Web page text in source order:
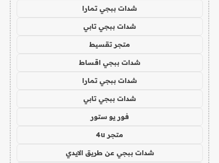
شدات ببجي تمارا
شدات ببجي تابي
متجر تقسيط
شدات ببجي اقساط
شدات ببجي تمارا
شدات ببجي تابي
فور يو ستور
متجر 4u
شدات ببجي عن طريق الايدي